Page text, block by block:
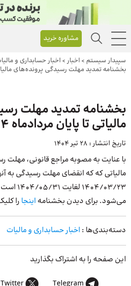
مشاوره خرید
سپیدار سیستم > اخبار> اخبار حسابداری و
بخشنامه تمدید مهلت رسیدگی پرونده‌‌های مالیاتی
بخشنامه تمدید مهلت
مالیاتی تا پایان مردادماه 1404
تاریخ انتشار : 28 تیر 1404
با عنایت به مصوبه مراجع قانونی، مهلت
مالیاتی که که انقضای مهلت رسیدگی به
1404/03/
می‌شود. برای دیدن بخشنامه اینجا را
دسته‌بندی‌ها : اخبار حسابداری و مالیات
این صفحه را به اشتراک بگذارید